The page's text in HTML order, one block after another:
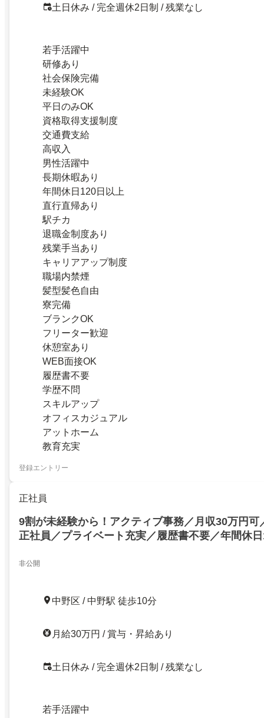
土日休み / 完全週休2日制 / 残業なし
若手活躍中
研修あり
社会保険完備
未経験OK
平日のみOK
資格取得支援制度
交通費支給
高収入
男性活躍中
長期休暇あり
年間休日120日以上
直行直帰あり
駅チカ
退職金制度あり
残業手当あり
キャリアアップ制度
職場内禁煙
髪型髪色自由
寮完備
ブランクOK
フリーター歓迎
休憩室あり
WEB面接OK
履歴書不要
学歴不問
スキルアップ
オフィスカジュアル
アットホーム
教育充実
登録エントリー
正社員
9割が未経験から！アクティブ事務／月収30万円可
正社員／プライベート充実／履歴書不要／年間休
非公開
中野区 / 中野駅 徒歩10分
月給30万円 / 賞与・昇給あり
土日休み / 完全週休2日制 / 残業なし
若手活躍中